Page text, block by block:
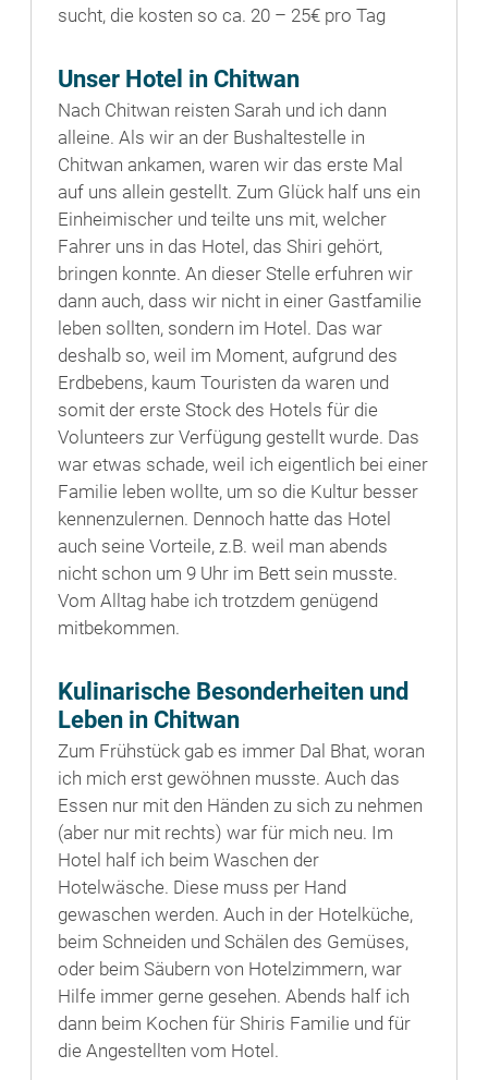
sucht, die kosten so ca. 20 – 25€ pro Tag
Unser Hotel in Chitwan
Nach Chitwan reisten Sarah und ich dann
alleine. Als wir an der Bushaltestelle in
Chitwan ankamen, waren wir das erste Mal
auf uns allein gestellt. Zum Glück half uns ein
Einheimischer und teilte uns mit, welcher
Fahrer uns in das Hotel, das Shiri gehört,
bringen konnte. An dieser Stelle erfuhren wir
dann auch, dass wir nicht in einer Gastfamilie
leben sollten, sondern im Hotel. Das war
deshalb so, weil im Moment, aufgrund des
Erdbebens, kaum Touristen da waren und
somit der erste Stock des Hotels für die
Volunteers zur Verfügung gestellt wurde. Das
war etwas schade, weil ich eigentlich bei einer
Familie leben wollte, um so die Kultur besser
kennenzulernen. Dennoch hatte das Hotel
auch seine Vorteile, z.B. weil man abends
nicht schon um 9 Uhr im Bett sein musste.
Vom Alltag habe ich trotzdem genügend
mitbekommen.
Kulinarische Besonderheiten und
Leben in Chitwan
Zum Frühstück gab es immer Dal Bhat, woran
ich mich erst gewöhnen musste. Auch das
Essen nur mit den Händen zu sich zu nehmen
(aber nur mit rechts) war für mich neu. Im
Hotel half ich beim Waschen der
Hotelwäsche. Diese muss per Hand
gewaschen werden. Auch in der Hotelküche,
beim Schneiden und Schälen des Gemüses,
oder beim Säubern von Hotelzimmern, war
Hilfe immer gerne gesehen. Abends half ich
dann beim Kochen für Shiris Familie und für
die Angestellten vom Hotel.